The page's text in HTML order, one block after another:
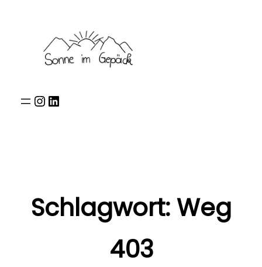
springen
InstagramLinkedIn
Schlagwort:Weg
403